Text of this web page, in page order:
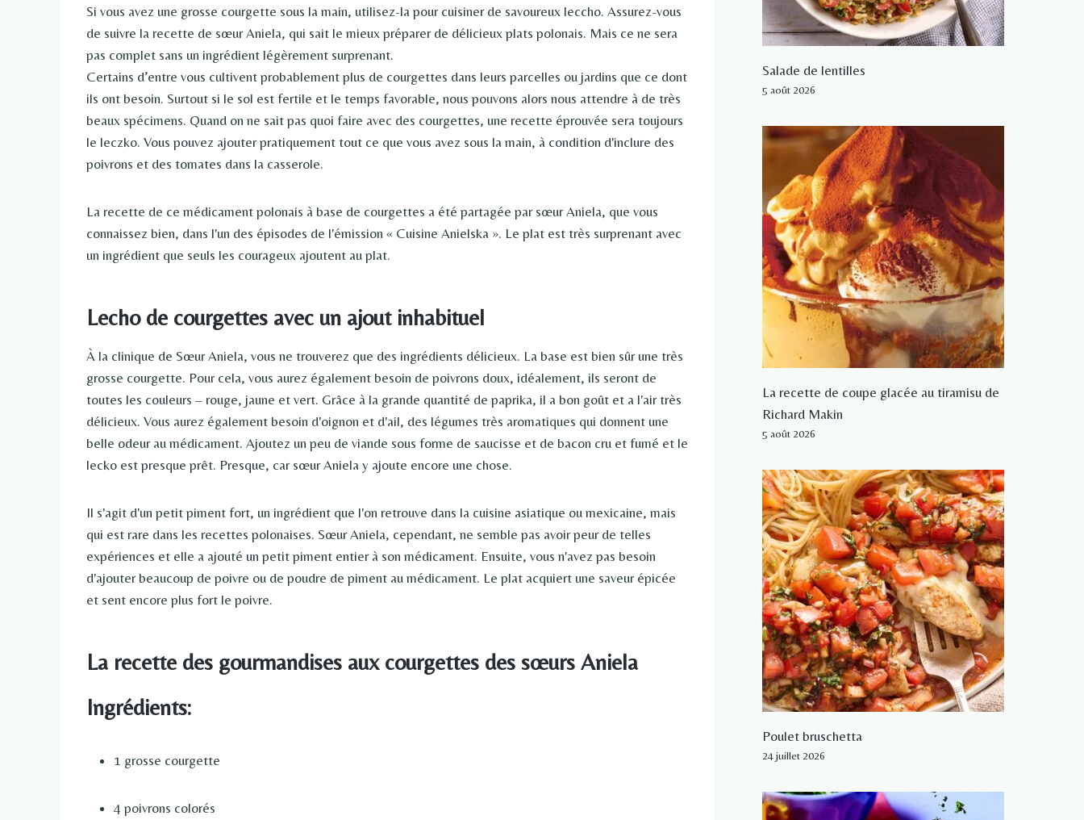
Si vous avez une grosse courgette sous la main, utilisez-la pour cuisiner de savoureux leccho. Assurez-vous
de suivre la recette de sœur Aniela, qui sait le mieux préparer de délicieux plats polonais. Mais ce ne sera
pas complet sans un ingrédient légèrement surprenant.
Certains d’entre vous cultivent probablement plus de courgettes dans leurs parcelles ou jardins que ce dont
ils ont besoin. Surtout si le sol est fertile et le temps favorable, nous pouvons alors nous attendre à de très
beaux spécimens. Quand on ne sait pas quoi faire avec des courgettes, une recette éprouvée sera toujours
le leczko. Vous pouvez ajouter pratiquement tout ce que vous avez sous la main, à condition d'inclure des
poivrons et des tomates dans la casserole.
La recette de ce médicament polonais à base de courgettes a été partagée par sœur Aniela, que vous
connaissez bien, dans l'un des épisodes de l'émission « Cuisine Anielska ». Le plat est très surprenant avec
un ingrédient que seuls les courageux ajoutent au plat.
Lecho de courgettes avec un ajout inhabituel
À la clinique de Sœur Aniela, vous ne trouverez que des ingrédients délicieux. La base est bien sûr une très
grosse courgette. Pour cela, vous aurez également besoin de poivrons doux, idéalement, ils seront de
toutes les couleurs – rouge, jaune et vert. Grâce à la grande quantité de paprika, il a bon goût et a l'air très
délicieux. Vous aurez également besoin d'oignon et d'ail, des légumes très aromatiques qui donnent une
belle odeur au médicament. Ajoutez un peu de viande sous forme de saucisse et de bacon cru et fumé et le
lecko est presque prêt. Presque, car sœur Aniela y ajoute encore une chose.
Il s'agit d'un petit piment fort, un ingrédient que l'on retrouve dans la cuisine asiatique ou mexicaine, mais
qui est rare dans les recettes polonaises. Sœur Aniela, cependant, ne semble pas avoir peur de telles
expériences et elle a ajouté un petit piment entier à son médicament. Ensuite, vous n'avez pas besoin
d'ajouter beaucoup de poivre ou de poudre de piment au médicament. Le plat acquiert une saveur épicée
et sent encore plus fort le poivre.
La recette des gourmandises aux courgettes des sœurs Aniela
Ingrédients:
1 grosse courgette
4 poivrons colorés
Salade de lentilles
5 août 2026
La recette de coupe glacée au tiramisu de
Richard Makin
5 août 2026
Poulet bruschetta
24 juillet 2026